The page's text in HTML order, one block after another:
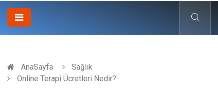
AnaSayfa
Sağlık
Online Terapi Ücretleri Nedir?